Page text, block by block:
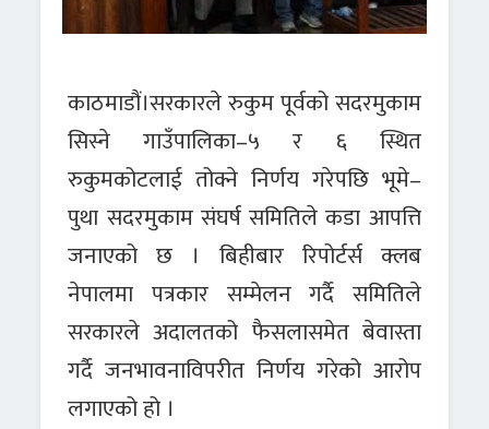
काठमाडौं।सरकारले रुकुम पूर्वको सदरमुकाम
सिस्ने गाउँपालिका–५ र ६ स्थित
रुकुमकोटलाई तोक्ने निर्णय गरेपछि भूमे–
पुथा सदरमुकाम संघर्ष समितिले कडा आपत्ति
जनाएको छ । बिहीबार रिपोर्टर्स क्लब
नेपालमा पत्रकार सम्मेलन गर्दै समितिले
सरकारले अदालतको फैसलासमेत बेवास्ता
गर्दै जनभावनाविपरीत निर्णय गरेको आरोप
लगाएको हो ।